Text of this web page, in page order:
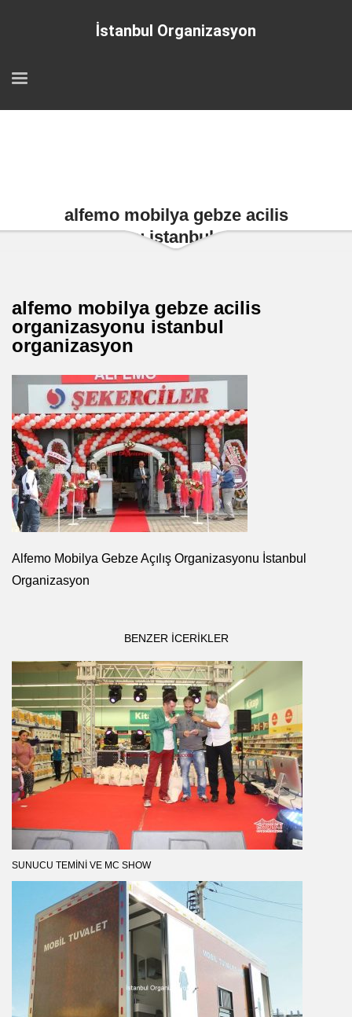
İstanbul Organizasyon
alfemo mobilya gebze acilis
organizasyonu istanbul organizasyon
alfemo mobilya gebze acilis
organizasyonu istanbul
organizasyon
Alfemo Mobilya Gebze Açılış Organizasyonu İstanbul
Organizasyon
BENZER ICERIKLER
SUNUCU TEMINI VE MC SHOW